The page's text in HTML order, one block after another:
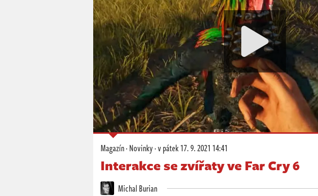
Magazín·Novinky·v pátek17. 9. 2021 14:41
Interakce se zvířaty ve Far Cry 6
Michal Burian